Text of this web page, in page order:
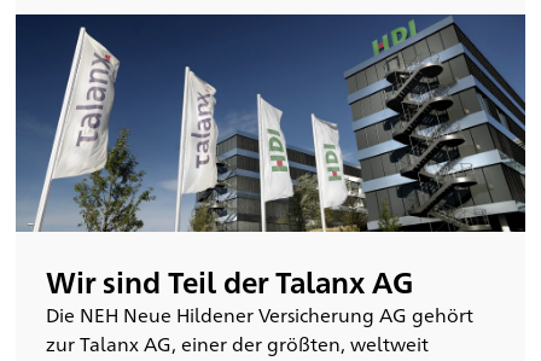
Wir sind Teil der Talanx AG
Die NEH Neue Hildener Versicherung AG gehört
zur Talanx AG, einer der größten, weltweit